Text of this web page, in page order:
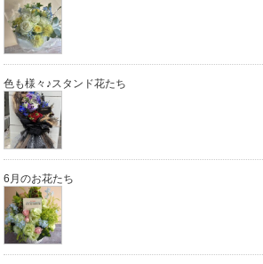
色も様々♪スタンド花たち
6月のお花たち